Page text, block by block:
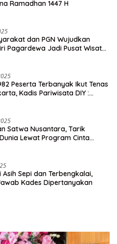
Ramadhan 1447 H
dan PGN Wujudkan
Pagardewa Jadi Pusat Wisata
Peserta Terbanyak Ikut Tenas
Kadis Pariwisata DIY :
Satwa Nusantara, Tarik
Lewat Program Cinta
Asih Sepi dan Terbengkalai,
Kades Dipertanyakan